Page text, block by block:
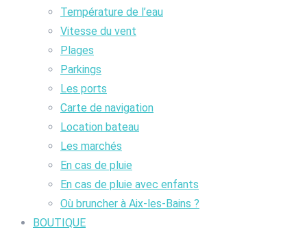
Température de l’eau
Vitesse du vent
Plages
Parkings
Les ports
Carte de navigation
Location bateau
Les marchés
En cas de pluie
En cas de pluie avec enfants
Où bruncher à Aix-les-Bains ?
BOUTIQUE